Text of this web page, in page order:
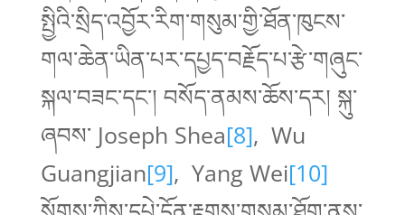
སྤྱིའི་སྲིད་འབྱོར་རིག་གསུམ་གྱི་ཐོན་ཁུངས་
གལ་ཆེན་ཡིན་པར་དཔྱད་བརྗོད་པ་རྩེ་གཞུང་
སྐལ་བཟང་དང་། བསོད་ནམས་ཆོས་དར། སྐུ་
ཞབས་ Joseph Shea[8], Wu
Guangjian[9], Yang Wei[10]